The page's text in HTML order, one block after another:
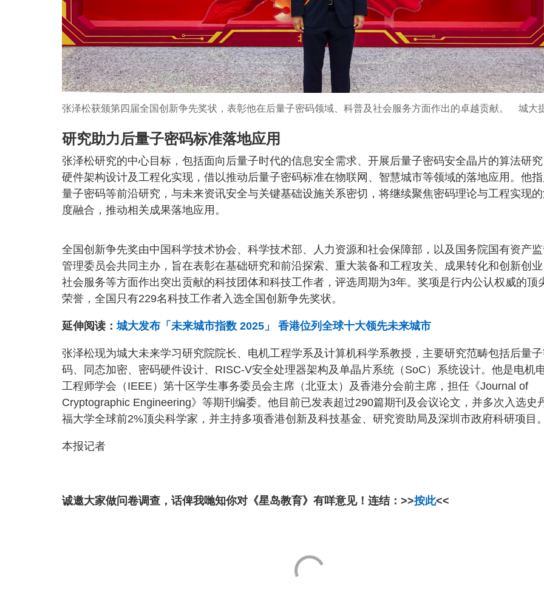
张泽松获颁第四届全国创新争先奖状，表彰他在后量子密码领域、科普及社会服务方面作出的卓越贡献。 城大
研究助力后量子密码标准落地应用
张泽松研究的中心目标，包括面向后量子时代的信息安全需求、开展后量子密码安全晶片的算法研究
硬件架构设计及工程化实现，借以推动后量子密码标准在物联网、智慧城市等领域的落地应用。他
量子密码等前沿研究，与未来资讯安全与关键基础设施关系密切，将继续聚焦密码理论与工程实现
度融合，推动相关成果落地应用。
全国创新争先奖由中国科学技术协会、科学技术部、人力资源和社会保障部，以及国务院国有资产
管理委员会共同主办，旨在表彰在基础研究和前沿探索、重大装备和工程攻关、成果转化和创新创业
社会服务等方面作出突出贡献的科技团体和科技工作者，评选周期为3年。奖项是行内公认权威的顶
荣誉，全国只有229名科技工作者入选全国创新争先奖状。
延伸阅读：城大发布「未来城市指数 2025」 香港位列全球十大领先未来城市
张泽松现为城大未来学习研究院院长、电机工程学系及计算机科学系教授，主要研究范畴包括后量
码、同态加密、密码硬件设计、RISC-V安全处理器架构及单晶片系统（SoC）系统设计。他是电机
工程师学会（IEEE）第十区学生事务委员会主席（北亚太）及香港分会前主席，担任《Journal of
Cryptographic Engineering》等期刊编委。他目前已发表超过290篇期刊及会议论文，并多次入选史
福大学全球前2%顶尖科学家，并主持多项香港创新及科技基金、研究资助局及深圳市政府科研项目。
本报记者
诚邀大家做问卷调查，话俾我哋知你对《星岛教育》有咩意见！连结：>>按此<<